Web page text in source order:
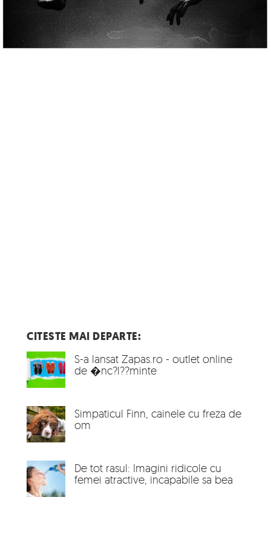
CITESTE MAI DEPARTE:
S-a lansat Zapas.ro - outlet online
de �nc?l??minte
Simpaticul Finn, cainele cu freza de
om
De tot rasul: Imagini ridicole cu
femei atractive, incapabile sa bea